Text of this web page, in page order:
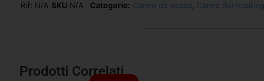
Rif: N/A SKU N/A Categorie: Canne da pesca, Canne Surfcasting
Prodotti Correlati